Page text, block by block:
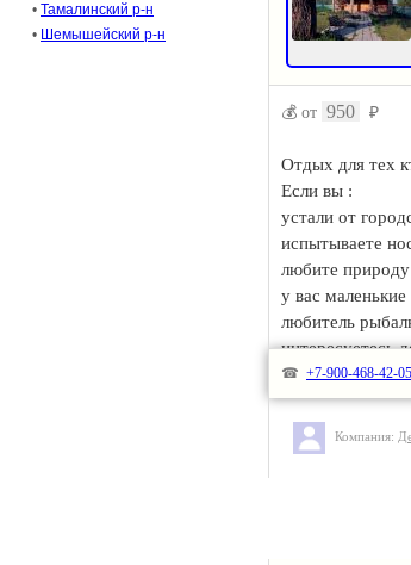
• Тамалинский р-н
• Шемышейский р-н
💰 от 950 ₽
Отдых для тех
Если вы :
устали от
испытываете
любите
у вас
любитель
интересуетесь
нам!
Проживание
удобствами.
☎ +7-900-468-42-05
Компания: